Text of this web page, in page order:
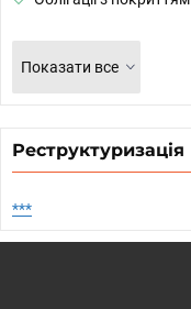
Показати все
Реструктуризація
***